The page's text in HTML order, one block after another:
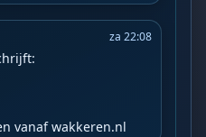
za 22:08
vanaf wakkeren.nl